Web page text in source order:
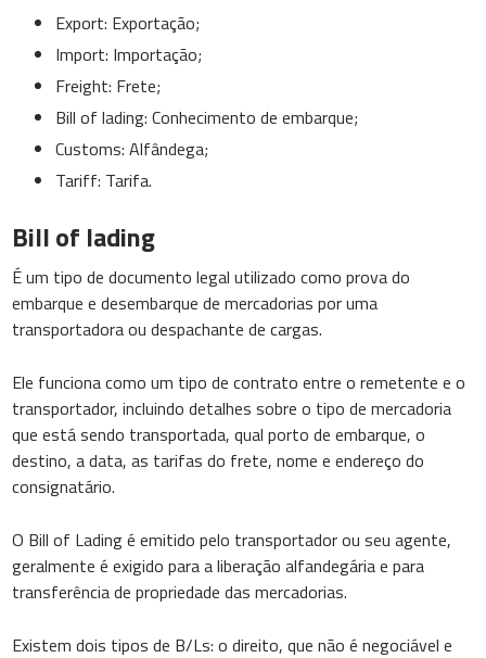
Export: Exportação;
Import: Importação;
Freight: Frete;
Bill of lading: Conhecimento de embarque;
Customs: Alfândega;
Tariff: Tarifa.
Bill of lading
É um tipo de documento legal utilizado como prova do
embarque e desembarque de mercadorias por uma
transportadora ou despachante de cargas.
Ele funciona como um tipo de contrato entre o remetente e o
transportador, incluindo detalhes sobre o tipo de mercadoria
que está sendo transportada, qual porto de embarque, o
destino, a data, as tarifas do frete, nome e endereço do
consignatário.
O Bill of Lading é emitido pelo transportador ou seu agente,
geralmente é exigido para a liberação alfandegária e para
transferência de propriedade das mercadorias.
Existem dois tipos de B/Ls: o direito, que não é negociável e